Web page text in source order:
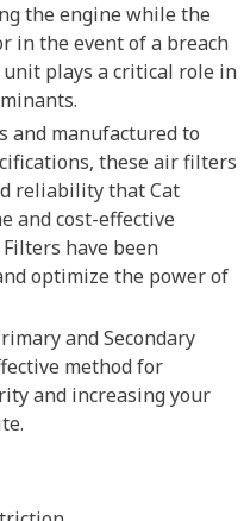
the engine while the
in the event of a breach
plays a critical role in
and manufactured to
these air filters
reliability that Cat
and cost-effective
have been
optimize the power of
and Secondary
method for
and increasing your